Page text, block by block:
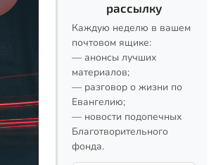
рассылку
Каждую неделю в вашем
почтовом ящике:
— анонсы лучших
материалов;
— разговор о жизни по
Евангелию;
— новости подопечных
Благотворительного
фонда.